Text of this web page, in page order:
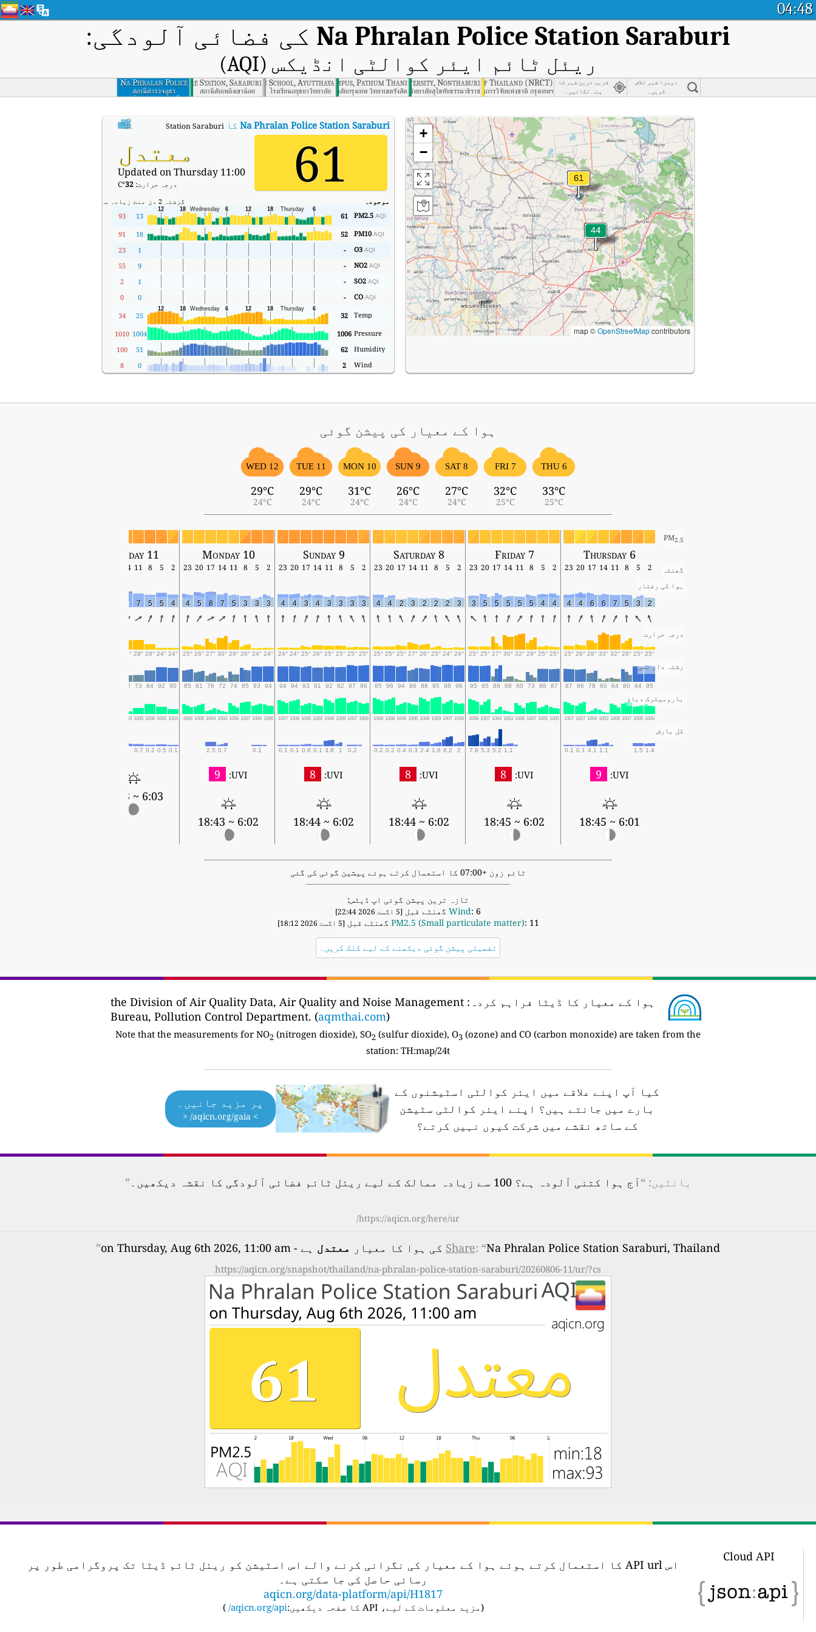
04:48
Na Phralan Police Station Saraburi کی فضائی آلودگی:
ریئل ٹائم ایئر کوالٹی انڈیکس (AQI)
Na Phralan Police
Station Saraburi
สถานีตำรวจภูธร
หน้าพระลาน สระบุรี
Khao Noi Fire Station, Saraburi
สถานีดับเพลิงเขาน้อย
Ayutthaya Witthayalai School, Ayutthaya
โรงเรียนอยุธยาวิทยาลัย
Bangkok University Rangsit Campus, Pathum Thani
มหาวิทยาลัยกรุงเทพ วิทยาเขตรังสิต
Sukhothai Thammathirat Open University, Nonthaburi
มหาวิทยาลัยสุโขทัยธรรมาธิราช
National Research Council of Thailand (NRCT)
สำนักงานการวิจัยแห่งชาติ กรุงเทพฯ
قریب ترین شہر کا
پتہ لگائیں۔
دوسرا شہر تلاش
کریں۔
Na Phralan Police Station Saraburi کا AQINa Phralan Police Station Saraburi کا ریئل ٹائم ایئر کوالٹی انڈیکس (AQI)۔
61 معتدل
Updated on Thursday 11:00
درجہ حرارت:32
°C
موجودہ گزشتہ 2 دن منٹ زیادہ سے زیادہ
PM2.5 AQI
61
13
93
PM10 AQI
52
18
91
O3 AQI
-
1
23
NO2 AQI
-
9
55
SO2 AQI
-
1
2
CO AQI
-
0
0
Temp
32
25
34
Pressure
1006
1004
1010
Humidity
62
51
100
Wind
2
0
8
+
−
map ©OpenStreetMapcontributors
ہوا کے معیار کی پیشن گوئی
THU 6
33°C
25°C
FRI 7
32°C
25°C
SAT 8
27°C
24°C
SUN 9
26°C
24°C
MON 10
31°C
24°C
TUE 11
29°C
24°C
WED 12
29°C
24°C
PM2.5
Thursday 6
Friday 7
Saturday 8
Sunday 9
Monday 10
Tuesday 11
گھنٹہ 2
5
8
11
14
17
20
23
2
5
8
11
14
17
20
23
2
5
8
11
14
17
20
23
2
5
8
11
14
17
20
23
2
5
8
11
14
17
20
23
2
5
8
11
14
ہوا کی رفتار
2
3
5
7
6
6
4
4
4
4
5
5
5
5
5
3
3
2
2
2
3
2
4
4
3
3
3
3
4
3
4
4
3
3
3
5
7
8
5
4
4
5
5
7
8
درجہ حرارت
25°
25°
28°
32°
33°
28°
26°
25°
25°
25°
29°
32°
30°
27°
25°
25°
24°
24°
25°
26°
27°
25°
25°
25°
25°
25°
25°
25°
26°
25°
24°
24°
24°
24°
26°
29°
30°
27°
26°
25°
24°
24°
26°
29°
29°
رشتہ دار نمی
95
94
80
64
60
78
86
87
87
88
73
60
69
88
95
95
96
98
95
88
86
94
96
95
96
97
92
92
91
93
94
94
94
93
85
74
72
76
81
85
90
92
84
73
72
بارومیٹرک دباؤ
1006
1005
1007
1006
1003
1004
1007
1007
1005
1005
1007
1006
1003
1004
1007
1008
1006
1007
1009
1008
1006
1006
1008
1008
1006
1007
1009
1008
1006
1006
1008
1007
1006
1006
1007
1006
1003
1004
1006
1006
1004
1005
1006
1005
1003
کل بارش
1.4
1.5
1.1
4.1
0.1
0.1
1.1
5.2
5.3
7.8
2
6.2
1.6
2.4
0.3
0.4
0.2
0.2
0.2
1
3.8
0.1
0.6
0.1
0.1
0.1
0.7
2.5
0.1
0.5
0.2
0.7
UVI:
9
6:01 ~ 18:45
UVI:
8
6:02 ~ 18:45
UVI:
8
6:02 ~ 18:44
UVI:
8
6:02 ~ 18:44
UVI:
9
6:02 ~ 18:43
6:03 ~ 18:43
ٹائم زون +07:00 کا استعمال کرتے ہوئے پیشین گوئی کی گئی
تازہ ترین پیشن گوئی اپ ڈیٹس:
Wind: 6 گھنٹے قبل [5 اگست 2026 22:44]
PM2.5 (Small particulate matter): 11 گھنٹے قبل [5 اگست 2026 18:12]
تفصیلی پیشن گوئی دیکھنے کے لیے کلک کریں۔
ہوا کے معیار کا ڈیٹا فراہم کردہ: the Division of Air Quality Data, Air Quality and Noise Management
Bureau, Pollution Control Department. (aqmthai.com)
Note that the measurements for NO2 (nitrogen dioxide), SO2 (sulfur dioxide), O3 (ozone) and CO (carbon monoxide) are taken from the
station: TH:map/24t
کیا آپ اپنے علاقے میں ایئر کوالٹی اسٹیشنوں کے
بارے میں جانتے ہیں؟ اپنے ایئر کوالٹی سٹیشن
کے ساتھ نقشے میں شرکت کیوں نہیں کرتے؟
پر مزید جانیں۔
> aqicn.org/gaia/ <
بانٹیں: “آج ہوا کتنی آلودہ ہے؟ 100 سے زیادہ ممالک کے لیے ریئل ٹائم فضائی آلودگی کا نقشہ دیکھیں۔ ”
https://aqicn.org/here/ur/
Share: “Na Phralan Police Station Saraburi, Thailand کی ہوا کا معیار معتدل ہے - on Thursday, Aug 6th 2026, 11:00 am ”
https://aqicn.org/snapshot/thailand/na-phralan-police-station-saraburi/20260806-11/ur/?cs
Cloud API
اس API url کا استعمال کرتے ہوئے ہوا کے معیار کی نگرانی کرنے والے اس اسٹیشن کو ریئل ٹائم ڈیٹا تک پروگرامی طور پر
رسائی حاصل کی جا سکتی ہے۔
aqicn.org/data-platform/api/H1817
(مزید معلومات کے لیے، API کا صفحہ دیکھیں: aqicn.org/api/
)